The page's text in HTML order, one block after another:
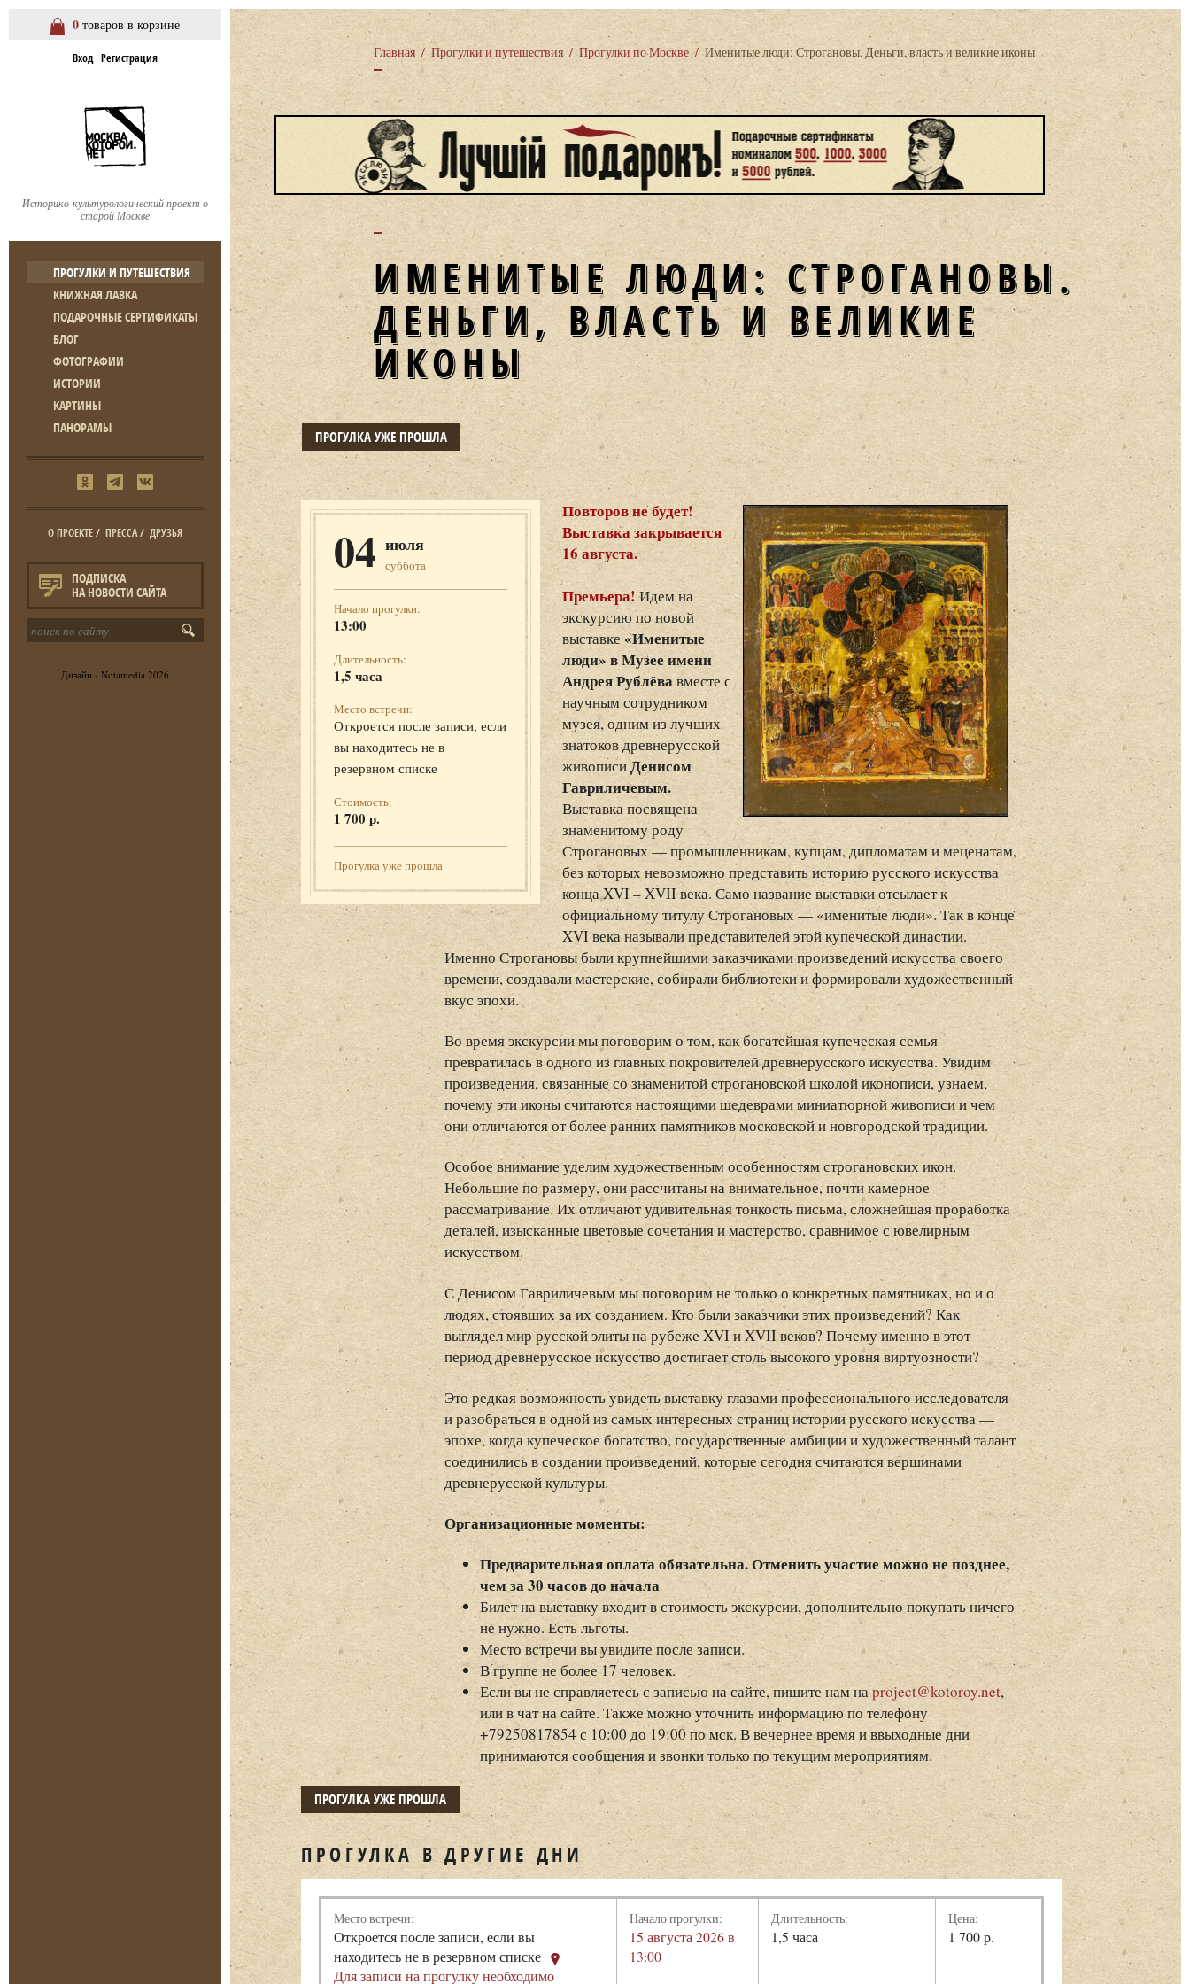
0 товаров в корзине
Вход Регистрация
Историко-культурологический проект о
старой Москве
ПРОГУЛКИ И ПУТЕШЕСТВИЯ
КНИЖНАЯ ЛАВКА
ПОДАРОЧНЫЕ СЕРТИФИКАТЫ
БЛОГ
ФОТОГРАФИИ
ИСТОРИИ
КАРТИНЫ
ПАНОРАМЫ
О ПРОЕКТЕ/ ПРЕССА/ ДРУЗЬЯ
ПОДПИСКА
НА НОВОСТИ САЙТА
Дизайн - Notamedia 2026
Главная / Прогулки и путешествия / Прогулки по Москве / Именитые люди: Строгановы. Деньги, власть и великие иконы
ИМЕНИТЫЕ ЛЮДИ: СТРОГАНОВЫ.
ДЕНЬГИ, ВЛАСТЬ И ВЕЛИКИЕ
ИКОНЫ
ПРОГУЛКА УЖЕ ПРОШЛА
04 июля
суббота
Начало прогулки:
13:00
Длительность:
1,5 часа
Место встречи:
Откроется после записи, если
вы находитесь не в
резервном списке
Стоимость:
1 700 р.
Прогулка уже прошла
Повторов не будет!
Выставка закрывается
16 августа.
Премьера!Идем на
экскурсию по новой
выставке «Именитые
люди» в Музее имени
Андрея Рублёвавместе с
научным сотрудником
музея, одним из лучших
знатоков древнерусской
живописиДенисом
Гавриличевым.
Выставка посвящена
знаменитому роду
Строгановых — промышленникам, купцам, дипломатам и меценатам,
без которых невозможно представить историю русского искусства
конца XVI – XVII века. Само название выставки отсылает к
официальному титулу Строгановых — «именитые люди». Так в конце
XVI века называли представителей этой купеческой династии.
Именно Строгановы были крупнейшими заказчиками произведений искусства своего
времени, создавали мастерские, собирали библиотеки и формировали художественный
вкус эпохи.
Во время экскурсии мы поговорим о том, как богатейшая купеческая семья
превратилась в одного из главных покровителей древнерусского искусства. Увидим
произведения, связанные со знаменитой строгановской школой иконописи, узнаем,
почему эти иконы считаются настоящими шедеврами миниатюрной живописи и чем
они отличаются от более ранних памятников московской и новгородской традиции.
Особое внимание уделим художественным особенностям строгановских икон.
Небольшие по размеру, они рассчитаны на внимательное, почти камерное
рассматривание. Их отличают удивительная тонкость письма, сложнейшая проработка
деталей, изысканные цветовые сочетания и мастерство, сравнимое с ювелирным
искусством.
С Денисом Гавриличевым мы поговорим не только о конкретных памятниках, но и о
людях, стоявших за их созданием. Кто были заказчики этих произведений? Как
выглядел мир русской элиты на рубеже XVI и XVII веков? Почему именно в этот
период древнерусское искусство достигает столь высокого уровня виртуозности?
Это редкая возможность увидеть выставку глазами профессионального исследователя
и разобраться в одной из самых интересных страниц истории русского искусства —
эпохе, когда купеческое богатство, государственные амбиции и художественный талант
соединились в создании произведений, которые сегодня считаются вершинами
древнерусской культуры.
Организационные моменты:
Предварительная оплата обязательна. Отменить участие можно не позднее,
чем за 30 часов до начала
Билет на выставку входит в стоимость экскурсии, дополнительно покупать ничего
не нужно. Есть льготы.
Место встречи вы увидите после записи.
В группе не более 17 человек.
Если вы не справляетесь с записью на сайте, пишите нам наproject@kotoroy.net,
или в чат на сайте. Также можно уточнить информацию по телефону
+79250817854 с 10:00 до 19:00 по мск. В вечернее время и ввыходные дни
принимаются сообщения и звонки только по текущим мероприятиям.
ПРОГУЛКА УЖЕ ПРОШЛА
ПРОГУЛКА В ДРУГИЕ ДНИ
Место встречи:
Откроется после записи, если вы
находитесь не в резервном списке
Для записи на прогулку необходимо
Начало прогулки:
15 августа 2026 в
13:00
Длительность:
1,5 часа
Цена:
1 700 р.